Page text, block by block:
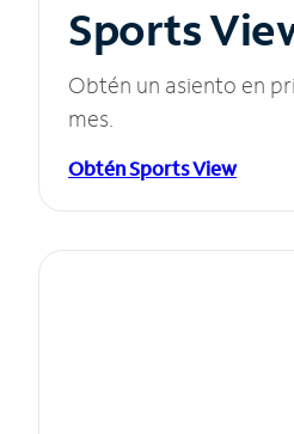
Sports
Obtén un asiento en
mes.
Obtén Sports View